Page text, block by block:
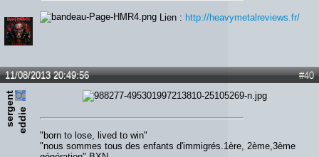
Lien : http://heavymetalreviews.fr/
#40
11/08/2013 20:49:56
s
e
rg
e
n
t
e
d
d
ie
"born to lose, lived to win"
"nous sommes tous des enfants d'immigrés.1ère, 2ème,3ème